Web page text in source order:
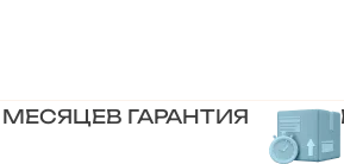
МЕСЯЦЕВ ГАРАНТИЯ